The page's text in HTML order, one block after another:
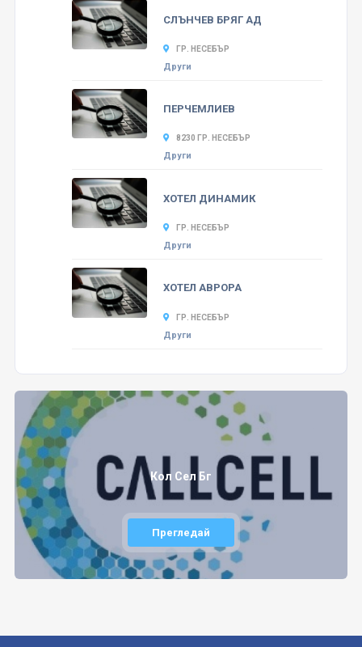
СЛЪНЧЕВ БРЯГ АД
ГР. НЕСЕБЪР
Други
ПЕРЧЕМЛИЕВ
8230 ГР. НЕСЕБЪР
Други
ХОТЕЛ ДИНАМИК
ГР. НЕСЕБЪР
Други
ХОТЕЛ АВРОРА
ГР. НЕСЕБЪР
Други
Кол Сел Бг
Прегледай